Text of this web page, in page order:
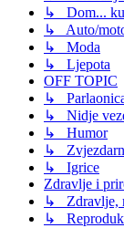
↳ Dom...
↳ Auto/
↳ Moda
↳ Ljepota
OFF TOPIC
↳
↳ Nidje
↳ Humor
↳
↳ Igrice
Zdravlje i
↳ Zdravlje,
↳